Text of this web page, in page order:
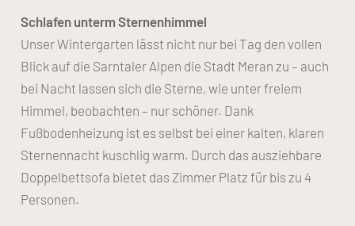
Schlafen unterm Sternenhimmel
Unser Wintergarten lässt nicht nur bei Tag den vollen
Blick auf die Sarntaler Alpen die Stadt Meran zu – auch
bei Nacht lassen sich die Sterne, wie unter freiem
Himmel, beobachten – nur schöner. Dank
Fußbodenheizung ist es selbst bei einer kalten, klaren
Sternennacht kuschlig warm. Durch das ausziehbare
Doppelbettsofa bietet das Zimmer Platz für bis zu 4
Personen.